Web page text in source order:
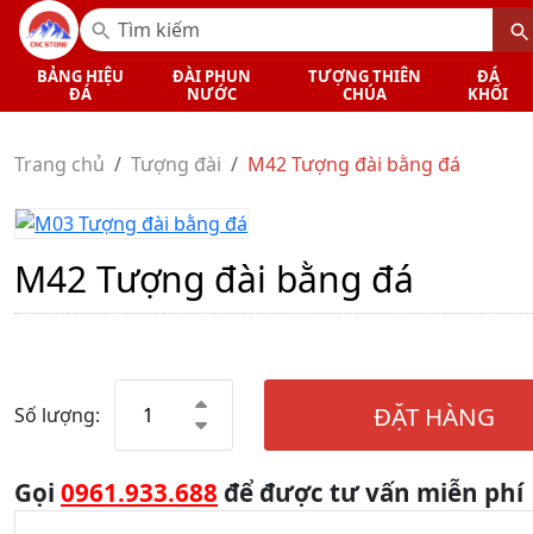
BẢNG HIỆU
ĐÁ
ĐÀI PHUN
NƯỚC
TƯỢNG THIÊN
CHÚA
ĐÁ
KHỐI
Trang chủ Tượng đài M42 Tượng đài bằng đá
M42 Tượng đài bằng đá
Số lượng: ĐẶT HÀNG
Gọi 0961.933.688 để được tư vấn miễn phí